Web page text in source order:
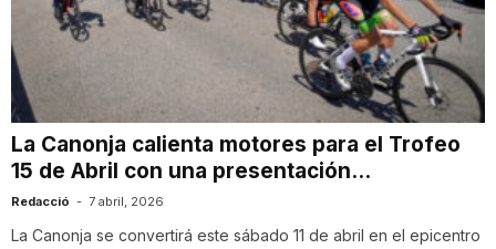
u
t
La Canonja calienta motores para el Trofeo
15 de Abril con una presentación...
Redacció - 7 abril, 2026
La Canonja se convertirá este sábado 11 de abril en el epicentro